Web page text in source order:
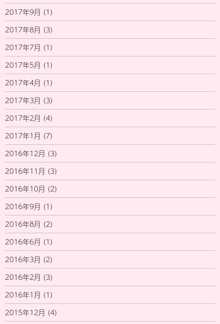
2017年9月 (1)
2017年8月 (3)
2017年7月 (1)
2017年5月 (1)
2017年4月 (1)
2017年3月 (3)
2017年2月 (4)
2017年1月 (7)
2016年12月 (3)
2016年11月 (3)
2016年10月 (2)
2016年9月 (1)
2016年8月 (2)
2016年6月 (1)
2016年3月 (2)
2016年2月 (3)
2016年1月 (1)
2015年12月 (4)